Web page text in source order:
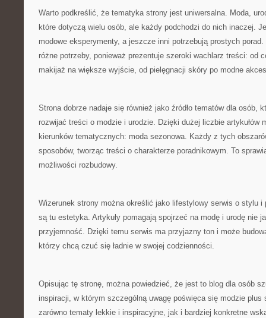
Warto podkreślić, że tematyka strony jest uniwersalna. Moda,
które dotyczą wielu osób, ale każdy podchodzi do nich inaczej.
modowe eksperymenty, a jeszcze inni potrzebują prostych
różne potrzeby, ponieważ prezentuje szeroki wachlarz treści: od
makijaż na większe wyjście, od pielęgnacji skóry po modne
Strona dobrze nadaje się również jako źródło tematów dla osób,
rozwijać treści o modzie i urodzie. Dzięki dużej liczbie artykułów
kierunków tematycznych: moda sezonowa. Każdy z tych
sposobów, tworząc treści o charakterze poradnikowym. To
możliwości rozbudowy.
Wizerunek strony można określić jako lifestylowy serwis o stylu i
są tu estetyka. Artykuły pomagają spojrzeć na modę i urodę nie
przyjemność. Dzięki temu serwis ma przyjazny ton i może
którzy chcą czuć się ładnie w swojej codzienności.
Opisując tę stronę, można powiedzieć, że jest to blog dla osób
inspiracji, w którym szczególną uwagę poświęca się modzie
zarówno tematy lekkie i inspiracyjne, jak i bardziej konkretne